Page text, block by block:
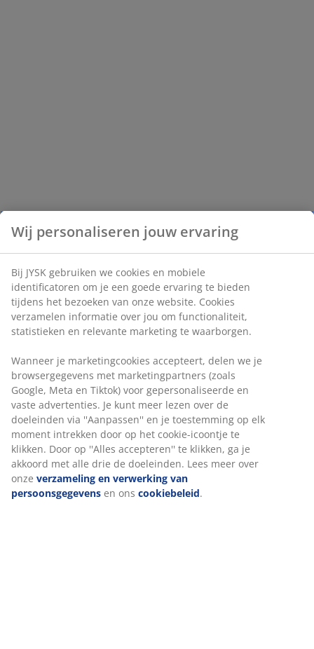
Wij personaliseren jouw ervaring
Bij JYSK gebruiken we cookies en mobiele
identificatoren om je een goede ervaring te bieden
tijdens het bezoeken van onze website. Cookies
verzamelen informatie over jou om functionaliteit,
statistieken en relevante marketing te waarborgen.
Wanneer je marketingcookies accepteert, delen we je
browsergegevens met marketingpartners (zoals
Google, Meta en Tiktok) voor gepersonaliseerde en
vaste advertenties. Je kunt meer lezen over de
doeleinden via ''Aanpassen'' en je toestemming op elk
moment intrekken door op het cookie-icoontje te
klikken. Door op ''Alles accepteren'' te klikken, ga je
akkoord met alle drie de doeleinden. Lees meer over
onze verzameling en verwerking van
persoonsgegevens en ons cookiebeleid.